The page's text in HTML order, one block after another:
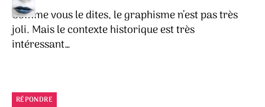
Comme vous le dites, le graphisme n’est pas très
joli. Mais le contexte historique est très
intéressant…
RÉPONDRE